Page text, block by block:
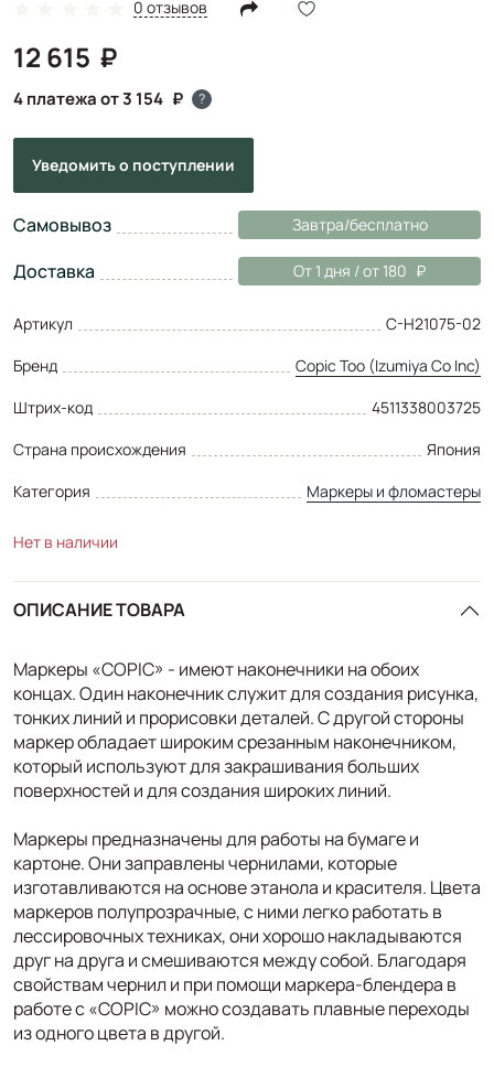
0 отзывов
12 615
4 платежа от 3 154 ?
Уведомитьо поступлении
Самовывоз Завтра/бесплатно
Доставка От 1 дня / от 180
Артикул
C-H21075-02
Бренд
Copic Too (Izumiya Co Inc)
Штрих-код
4511338003725
Страна происхождения
Япония
Категория
Маркеры и фломастеры
Нет в наличии
ОПИСАНИЕ ТОВАРА
Маркеры «COPIC» - имеют наконечники на обоих
концах. Один наконечник служит для создания рисунка,
тонких линий и прорисовки деталей. С другой стороны
маркер обладает широким срезанным наконечником,
который используют для закрашивания больших
поверхностей и для создания широких линий.
Маркеры предназначены для работы на бумаге и
картоне. Они заправлены чернилами, которые
изготавливаются на основе этанола и красителя. Цвета
маркеров полупрозрачные, с ними легко работать в
лессировочных техниках, они хорошо накладываются
друг на друга и смешиваются между собой. Благодаря
свойствам чернил и при помощи маркера-блендера в
работе с «COPIC» можно создавать плавные переходы
из одного цвета в другой.